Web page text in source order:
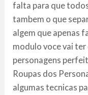
falta para que
tambem o que
algem que apenas
modulo voce vai
personagens
Roupas dos
algumas tecnicas